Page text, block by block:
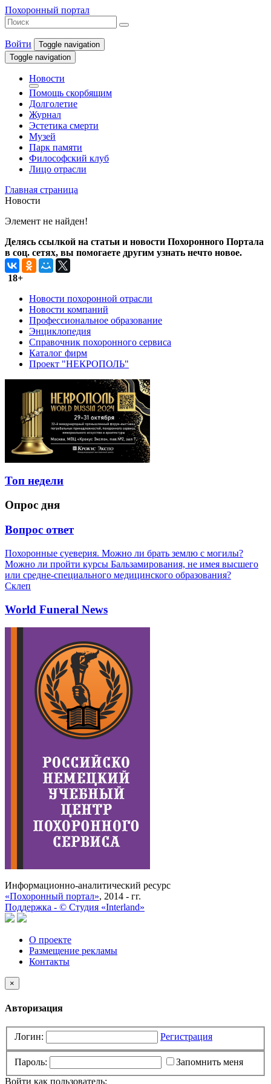
Похоронный портал
Войти
Toggle navigation
Toggle navigation
Новости
Помощь скорбящим
Долголетие
Журнал
Эстетика смерти
Музей
Парк памяти
Философский клуб
Лицо отрасли
Главная страница
Новости
Элемент не найден!
Делясь ссылкой на статьи и новости Похоронного Портала
в соц. сетях, вы помогаете другим узнать нечто новое.
18+
Новости похоронной отрасли
Новости компаний
Профессиональное образование
Энциклопедия
Справочник похоронного сервиса
Каталог фирм
Проект "НЕКРОПОЛЬ"
Топ недели
Опрос дня
Вопрос ответ
Похоронные суеверия. Можно ли брать землю с могилы?
Можно ли пройти курсы Бальзамирования, не имея высшего
или средне-специального медицинского образования?
Склеп
World Funeral News
Информационно-аналитический ресурс
«Похоронный портал», 2014 - гг.
Поддержка - © Cтудия «Interland»
О проекте
Размещение рекламы
Контакты
×
Авторизация
Логин: Регистрация
Пароль:
Запомнить меня
Войти как пользователь: